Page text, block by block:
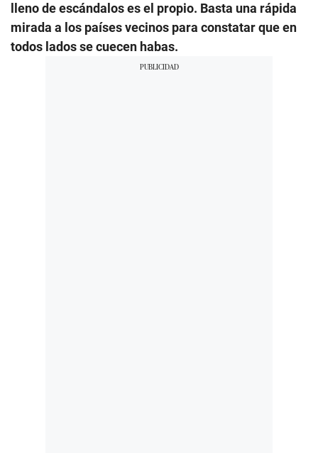
lleno de escándalos es el propio. Basta una rápida
mirada a los países vecinos para constatar que en
todos lados se cuecen habas.